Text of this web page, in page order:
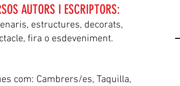
AUTORS I ESCRIPTORS:
estructures, decorats,
fira o esdeveniment.
com: Cambrers/es, Taquilla,